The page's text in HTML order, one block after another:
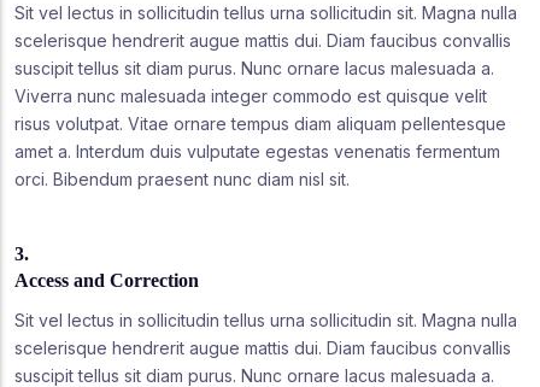
Sit vel lectus in sollicitudin tellus urna sollicitudin sit. Magna nulla
scelerisque hendrerit augue mattis dui. Diam faucibus convallis
suscipit tellus sit diam purus. Nunc ornare lacus malesuada a.
Viverra nunc malesuada integer commodo est quisque velit
risus volutpat. Vitae ornare tempus diam aliquam pellentesque
amet a. Interdum duis vulputate egestas venenatis fermentum
orci. Bibendum praesent nunc diam nisl sit.
3.
Access and Correction
Sit vel lectus in sollicitudin tellus urna sollicitudin sit. Magna nulla
scelerisque hendrerit augue mattis dui. Diam faucibus convallis
suscipit tellus sit diam purus. Nunc ornare lacus malesuada a.